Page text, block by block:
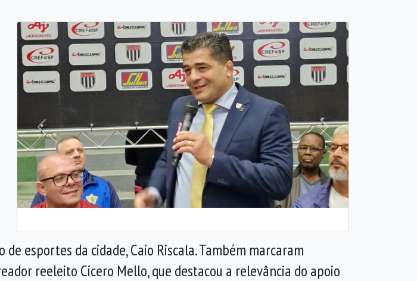
Anterior Próxima
esportes da cidade, Caio Riscala. Também marcaram
reeleito Cicero Mello, que destacou a relevância do apoio